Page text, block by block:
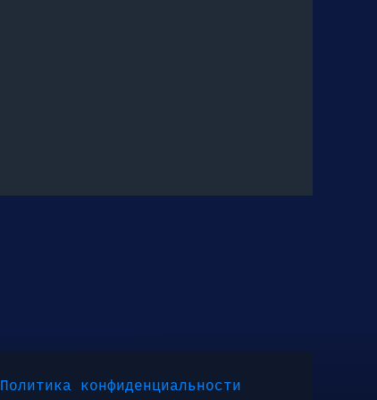
Политика конфиденциальности